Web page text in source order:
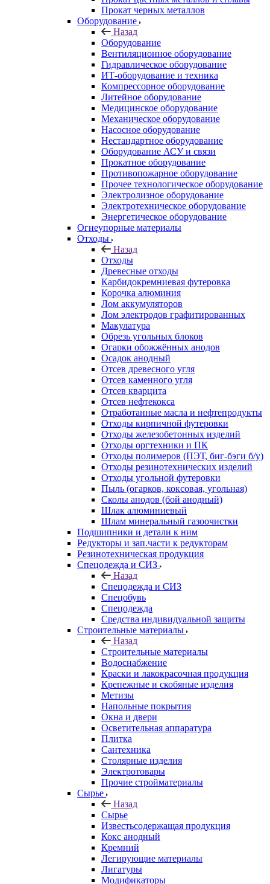
Прокат черных металлов
Оборудование
Назад
Оборудование
Вентиляционное оборудование
Гидравлическое оборудование
ИТ-оборудование и техника
Компрессорное оборудование
Литейное оборудование
Медицинское оборудование
Механическое оборудование
Насосное оборудование
Нестандартное оборудование
Оборудование АСУ и связи
Прокатное оборудование
Противопожарное оборудование
Прочее технологическое оборудование
Электролизное оборудование
Электротехническое оборудование
Энергетическое оборудование
Огнеупорные материалы
Отходы
Назад
Отходы
Древесные отходы
Карбидокремниевая футеровка
Корочка алюминия
Лом аккумуляторов
Лом электродов графитированных
Макулатура
Обрезь угольных блоков
Огарки обожжённых анодов
Осадок анодный
Отсев древесного угля
Отсев каменного угля
Отсев кварцита
Отсев нефтекокса
Отработанные масла и нефтепродукты
Отходы кирпичной футеровки
Отходы железобетонных изделий
Отходы оргтехники и ПК
Отходы полимеров (ПЭТ, биг-бэги б/у)
Отходы резинотехнических изделий
Отходы угольной футеровки
Пыль (огарков, коксовая, угольная)
Сколы анодов (бой анодный)
Шлак алюминиевый
Шлам минеральный газоочистки
Подшипники и детали к ним
Редукторы и зап.части к редукторам
Резинотехническая продукция
Спецодежда и СИЗ
Назад
Спецодежда и СИЗ
Спецобувь
Спецодежда
Средства индивидуальной защиты
Строительные материалы
Назад
Строительные материалы
Водоснабжение
Краски и лакокрасочная продукция
Крепежные и скобяные изделия
Метизы
Напольные покрытия
Окна и двери
Осветительная аппаратура
Плитка
Сантехника
Столярные изделия
Электротовары
Прочие стройматериалы
Сырье
Назад
Сырье
Известьсодержащая продукция
Кокс анодный
Кремний
Легирующие материалы
Лигатуры
Модификаторы